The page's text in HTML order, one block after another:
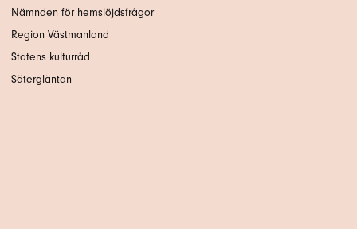
Nämnden för hemslöjdsfrågor
Region Västmanland
Statens kulturråd
Sätergläntan